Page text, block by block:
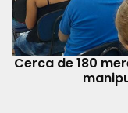
Cerca de 180